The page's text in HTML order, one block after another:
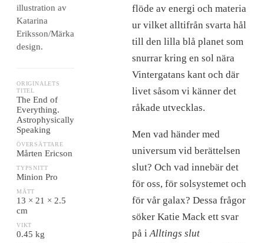
illustration av
Katarina
Eriksson/Märka
design.
ORIGINALETS
TITEL
The End of
Everything.
Astrophysically
Speaking
ÖVERSÄTTARE
Mårten Ericson
TYPSNITT
Minion Pro
MÅTT
13 × 21 × 2.5
cm
VIKT
0.45 kg
flöde av energi och materia
ur vilket alltifrån svarta hål
till den lilla blå planet som
snurrar kring en sol nära
Vintergatans kant och där
livet såsom vi känner det
råkade utvecklas.
Men vad händer med
universum vid berättelsen
slut? Och vad innebär det
för oss, för solsystemet och
för vår galax? Dessa frågor
söker Katie Mack ett svar
på i Alltings slut